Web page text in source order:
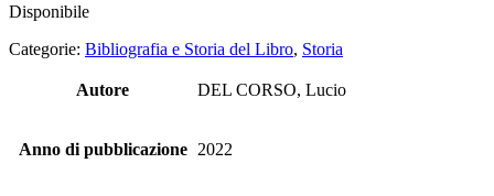
Disponibile
Categorie: Bibliografia e Storia del Libro, Storia
Autore DEL CORSO, Lucio
Anno di pubblicazione 2022